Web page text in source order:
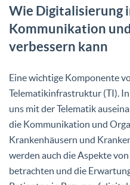
Wie Digitalisierung
Kommunikation
verbessern kann
Eine wichtige Komponente
Telematikinfrastruktur (TI).
uns mit der Telematik
die Kommunikation und
Krankenhäusern und
werden auch die Aspekte
betrachten und die